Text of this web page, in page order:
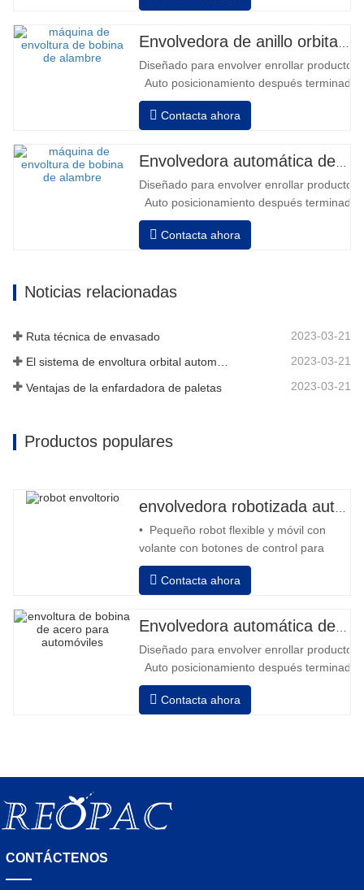
batería llena 120-130 palets • Cargador
tiempo de carga aprox. 8-10h…
Diseñado para envolver enrollar
Auto posicionamiento después
velocidad, estiramiento fuerza puede ser
Neumático superior plato a prensa
Contacta ahora
Diseñado para envolver enrollar
Auto posicionamiento después
velocidad, estiramiento fuerza puede ser
Neumático superior plato a prensa
Contacta ahora
Noticias relacionadas
Ruta técnica de envasado 2023-03-21
El sistema de envoltura orbital automático envuelve 6 lados en el material 2023-03-21
Ventajas de la enfardadora de paletas 2023-03-21
Productos populares
• Pequeño robot flexible y móvil con
volante con botones de control para
avanzar y retroceder • Operación fuera
de la columna • 2 baterías serie 12V /
batería llena 120-130 palets • Cargador
tiempo de carga aprox. 8-10h
Contacta ahora
Diseñado para envolver enrollar
Auto posicionamiento después
velocidad, estiramiento fuerza puede ser
Neumático superior plato a prensa bobina
Contacta ahora
CONTÁCTENOS